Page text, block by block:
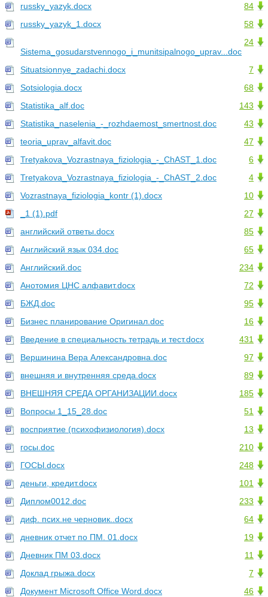
84
russky_yazyk.docx
58
russky_yazyk_1.docx
24
Sistema_gosudarstvennogo_i_munitsipalnogo_uprav...doc
7
Situatsionnye_zadachi.docx
68
Sotsiologia.docx
143
Statistika_alf.doc
43
Statistika_naselenia_-_rozhdaemost_smertnost.doc
47
teoria_uprav_alfavit.doc
6
Tretyakova_Vozrastnaya_fiziologia_-_ChAST_1.doc
4
Tretyakova_Vozrastnaya_fiziologia_-_ChAST_2.doc
10
Vozrastnaya_fiziologia_kontr (1).docx
27
_1 (1).pdf
85
английский ответы.docx
65
Английский язык 034.doc
234
Английский.doc
72
Анотомия ЦНС алфавит.docx
95
БЖД.doc
16
Бизнес планирование Оригинал.doc
431
Введение в специальность тетрадь и тест.docx
97
Вершинина Вера Александровна.doc
89
внешняя и внутренняя среда.docx
185
ВНЕШНЯЯ СРЕДА ОРГАНИЗАЦИИ.docx
51
Вопросы 1_15_28.doc
13
восприятие (психофизиология).docx
210
госы.doc
248
ГОСЫ.docx
101
деньги, кредит.docx
233
Диплом0012.doc
64
диф. псих.не черновик..docx
19
дневник отчет по ПМ. 01.docx
11
Дневник ПМ 03.docx
7
Доклад грыжа.docx
46
Документ Microsoft Office Word.docx